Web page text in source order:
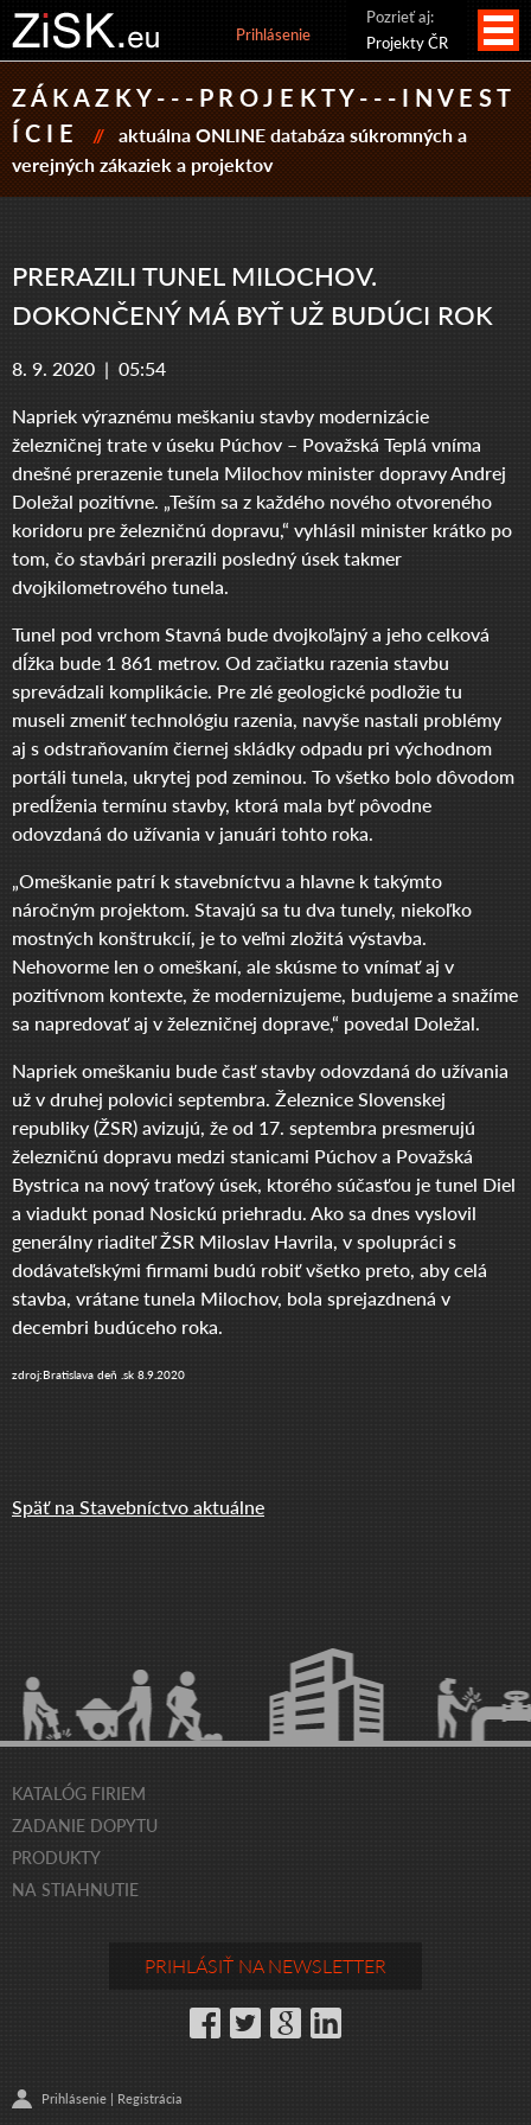
Pozrieť aj:
Projekty ČR
Prihlásenie
Z Á K A Z K Y - - - P R O J E K T Y - - - I N V E S T
Í C I E
// aktuálna ONLINE databáza súkromných a
verejných zákaziek a projektov
PRERAZILI TUNEL MILOCHOV.
DOKONČENÝ MÁ BYŤ UŽ BUDÚCI ROK
8. 9. 2020 | 05:54
Napriek výraznému meškaniu stavby modernizácie
železničnej trate v úseku Púchov – Považská Teplá vníma
dnešné prerazenie tunela Milochov minister dopravy Andrej
Doležal pozitívne. „Teším sa z každého nového otvoreného
koridoru pre železničnú dopravu,“ vyhlásil minister krátko po
tom, čo stavbári prerazili posledný úsek takmer
dvojkilometrového tunela.
Tunel pod vrchom Stavná bude dvojkoľajný a jeho celková
dĺžka bude 1 861 metrov. Od začiatku razenia stavbu
sprevádzali komplikácie. Pre zlé geologické podložie tu
museli zmeniť technológiu razenia, navyše nastali problémy
aj s odstraňovaním čiernej skládky odpadu pri východnom
portáli tunela, ukrytej pod zeminou. To všetko bolo dôvodom
predĺženia termínu stavby, ktorá mala byť pôvodne
odovzdaná do užívania v januári tohto roka.
„Omeškanie patrí k stavebníctvu a hlavne k takýmto
náročným projektom. Stavajú sa tu dva tunely, niekoľko
mostných konštrukcií, je to veľmi zložitá výstavba.
Nehovorme len o omeškaní, ale skúsme to vnímať aj v
pozitívnom kontexte, že modernizujeme, budujeme a snažíme
sa napredovať aj v železničnej doprave,“ povedal Doležal.
Napriek omeškaniu bude časť stavby odovzdaná do užívania
už v druhej polovici septembra. Železnice Slovenskej
republiky (ŽSR) avizujú, že od 17. septembra presmerujú
železničnú dopravu medzi stanicami Púchov a Považská
Bystrica na nový traťový úsek, ktorého súčasťou je tunel Diel
a viadukt ponad Nosickú priehradu. Ako sa dnes vyslovil
generálny riaditeľ ŽSR Miloslav Havrila, v spolupráci s
dodávateľskými firmami budú robiť všetko preto, aby celá
stavba, vrátane tunela Milochov, bola sprejazdnená v
decembri budúceho roka.
zdroj:Bratislava deň .sk 8.9.2020
Späť na Stavebníctvo aktuálne
KATALÓG FIRIEM
ZADANIE DOPYTU
PRODUKTY
NA STIAHNUTIE
PRIHLÁSIŤ NA NEWSLETTER
Prihlásenie | Registrácia